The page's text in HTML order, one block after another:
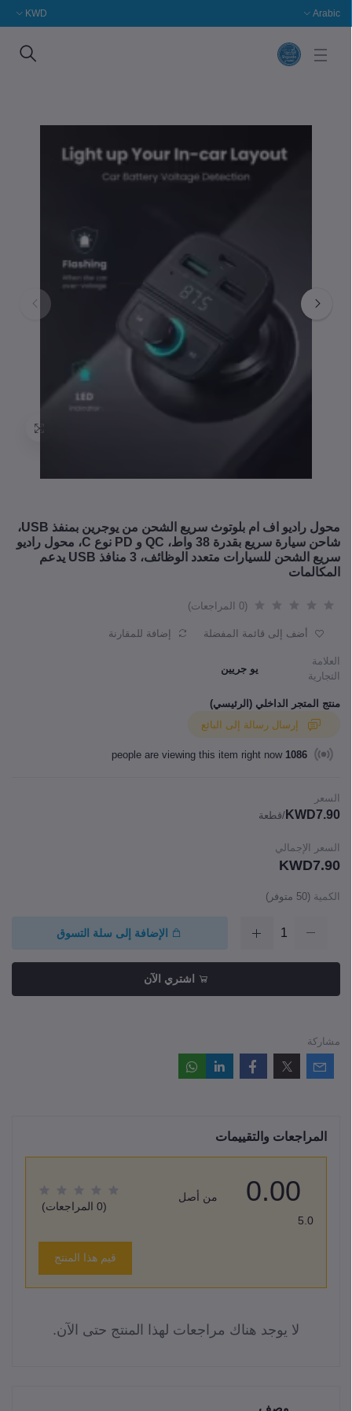
Arabic
KWD
محول راديو اف ام بلوتوث سريع الشحن من يوجرين بمنفذ USB،
شاحن سيارة سريع بقدرة 38 واط، QC و PD نوع C، محول راديو
سريع الشحن للسيارات متعدد الوظائف، 3 منافذ USB يدعم
المكالمات
(0 المراجعات)
أضف إلى قائمة المفضلة إضافة للمقارنة
العلامة
التجارية
يو جريين
منتج المتجر الداخلي (الرئيسي)
1086
السعر
KWD7.90 /قطعة
السعر الإجمالي
KWD7.90
الكمية (
50 متوفر)
الإضافة إلى سلة التسوق
اشتري الآن
مشاركة
المراجعات والتقييمات
0.00
من أصل
5.0
(0 المراجعات)
قيم هذا المنتج
لا يوجد هناك مراجعات لهذا المنتج حتى الآن.
وصف